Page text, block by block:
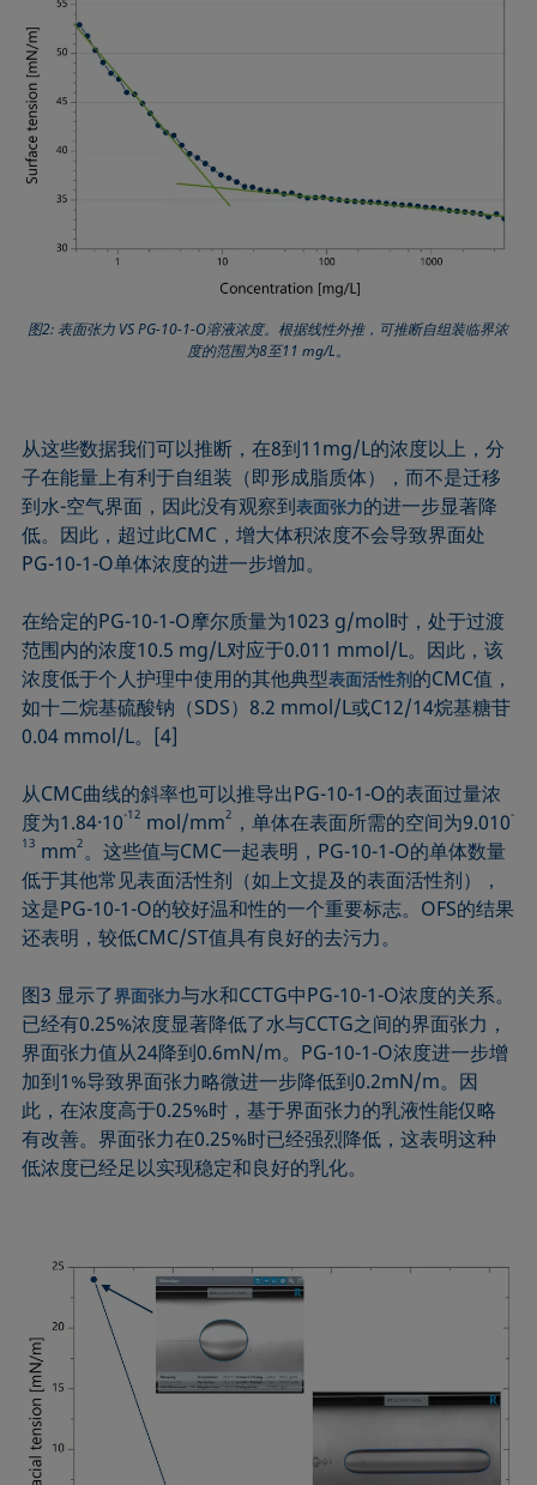
图2: 表面张力 VS PG-10-1-O溶液浓度。根据线性外推，可推断自组装临界浓
度的范围为8至11 mg/L。
从这些数据我们可以推断，在8到11mg/L的浓度以上，分
子在能量上有利于自组装（即形成脂质体），而不是迁移
到水-空气界面，因此没有观察到表面张力的进一步显著降
低。因此，超过此CMC，增大体积浓度不会导致界面处
PG-10-1-O单体浓度的进一步增加。
在给定的PG-10-1-O摩尔质量为1023 g/mol时，处于过渡
范围内的浓度10.5 mg/L对应于0.011 mmol/L。因此，该
浓度低于个人护理中使用的其他典型表面活性剂的CMC值，
如十二烷基硫酸钠（SDS）8.2 mmol/L或C12/14烷基糖苷
0.04 mmol/L。[4]
从CMC曲线的斜率也可以推导出PG-10-1-O的表面过量浓
度为1.84·10-12 mol/mm2 ，单体在表面所需的空间为9.010-
13 mm2。这些值与CMC一起表明，PG-10-1-O的单体数量
低于其他常见表面活性剂（如上文提及的表面活性剂），
这是PG-10-1-O的较好温和性的一个重要标志。OFS的结果
还表明，较低CMC/ST值具有良好的去污力。
图3 显示了界面张力与水和CCTG中PG-10-1-O浓度的关系。
已经有0.25%浓度显著降低了水与CCTG之间的界面张力，
界面张力值从24降到0.6mN/m。PG-10-1-O浓度进一步增
加到1%导致界面张力略微进一步降低到0.2mN/m。因
此，在浓度高于0.25%时，基于界面张力的乳液性能仅略
有改善。界面张力在0.25%时已经强烈降低，这表明这种
低浓度已经足以实现稳定和良好的乳化。